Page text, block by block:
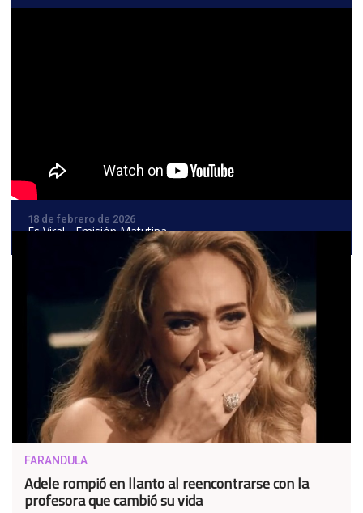
18 de febrero de 2026
Es Viral - Emisión Matutina
FARANDULA
Adele rompió en llanto al reencontrarse con la
profesora que cambió su vida